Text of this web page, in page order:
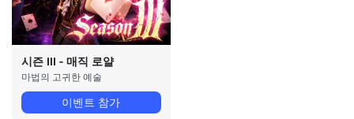
시즌 III - 매직 로얄
마법의 고귀한 예술
이벤트 참가